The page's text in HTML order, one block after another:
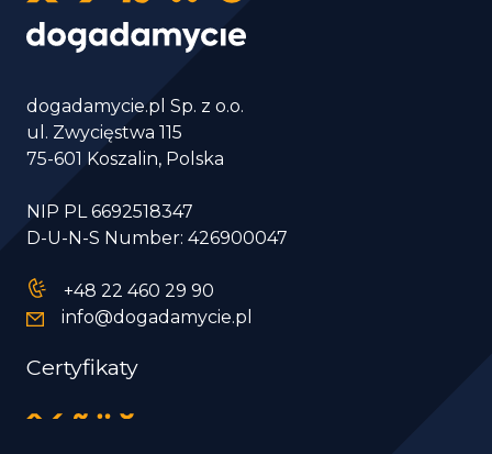
dogadamycie.pl Sp. z o.o.
ul. Zwycięstwa 115
75-601 Koszalin, Polska
NIP PL 6692518347
D-U-N-S Number: 426900047
+48 22 460 29 90
info@dogadamycie.pl
Certyfikaty